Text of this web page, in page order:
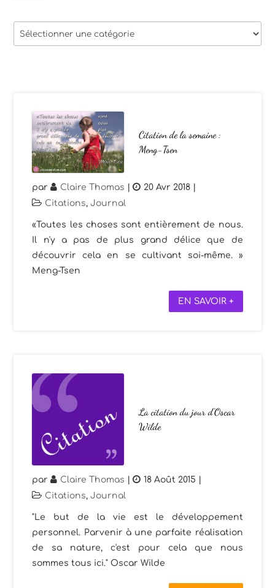
Citation de la semaine :
Meng-Tsen
par Claire Thomas | 20 Avr 2018 |
Citations,Journal
«Toutes les choses sont entièrement de nous.
Il n'y a pas de plus grand délice que de
découvrir cela en se cultivant soi-même. »
Meng-Tsen
EN SAVOIR +
La citation du jour d’Oscar
Wilde
par Claire Thomas | 18 Août 2015 |
Citations,Journal
"Le but de la vie est le développement
personnel. Parvenir à une parfaite réalisation
de sa nature, c'est pour cela que nous
sommes tous ici." Oscar Wilde
Thèmes
des